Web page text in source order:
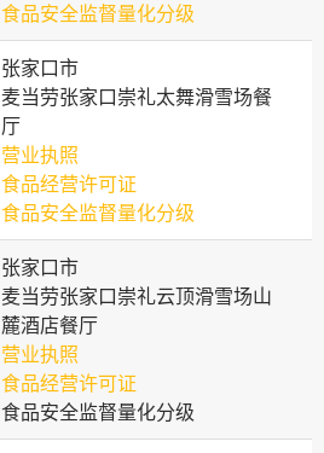
食品安全监督量化分级
张家口市
麦当劳张家口崇礼太舞滑雪场餐
厅
营业执照
食品经营许可证
食品安全监督量化分级
张家口市
麦当劳张家口崇礼云顶滑雪场山
麓酒店餐厅
营业执照
食品经营许可证
食品安全监督量化分级